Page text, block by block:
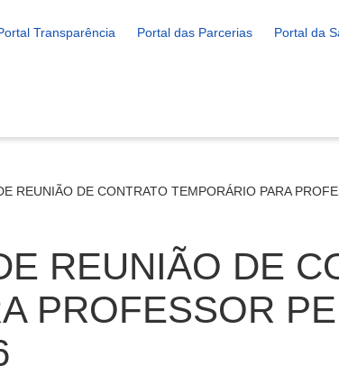
Transparência Portal das Parcerias Portal da
REUNIÃO DE CONTRATO TEMPORÁRIO PARA
REUNIÃO DE
PROFESSOR